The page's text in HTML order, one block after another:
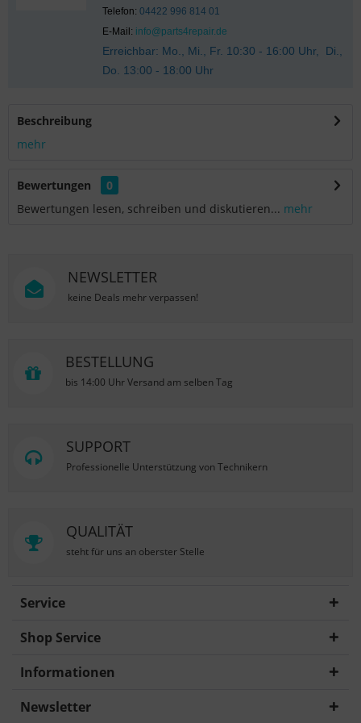
Telefon: 04422 996 814 01
E-Mail: info@parts4repair.de
Erreichbar: Mo., Mi., Fr. 10:30 - 16:00 Uhr, Di.,
Do. 13:00 - 18:00 Uhr
Beschreibung
mehr
Bewertungen
0
Bewertungen lesen, schreiben und diskutieren... mehr
NEWSLETTER
keine Deals mehr verpassen!
BESTELLUNG
bis 14:00 Uhr Versand am selben Tag
SUPPORT
Professionelle Unterstützung von Technikern
QUALITÄT
steht für uns an oberster Stelle
Service
Shop Service
Informationen
Newsletter